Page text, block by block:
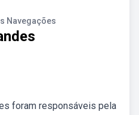
Navegações
foram responsáveis pela